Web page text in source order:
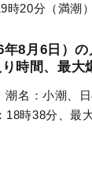
時20分（満潮
年8月6日）
時間、最大
潮名：小潮、
18時38分、最